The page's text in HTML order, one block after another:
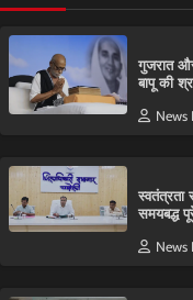
गुजरात
बापू की
News
स्वतंत्रता
समयबद्ध
News